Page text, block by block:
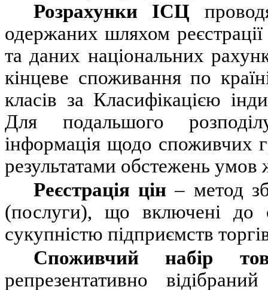
Розрахунки ІСЦ
одержаних шляхом
та даних національних
кінцеве споживання по
класів за Класифікацією
Для подальшого
інформація щодо споживчих
результатами обстежень умов
Реєстрація цін– метод
(послуги), що включені до
сукупністю підприємств
Споживчий набір
репрезентативно